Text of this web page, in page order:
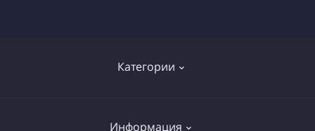
Категории
Информация